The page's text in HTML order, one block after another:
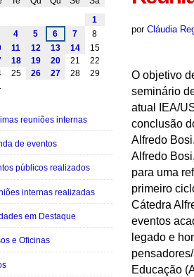
por Cláudia
O objetivo
seminário
atual IEA/
conclusão
Alfredo
Alfredo
para uma
primeiro
Cátedra
eventos
legado e
Educação
1
4 5 6 7
8
11 12 13 14
15
18 19 20 21
22
25 26 27 28
29
reuniões internas
de eventos
públicos realizados
internas realizadas
em Destaque
e Oficinas